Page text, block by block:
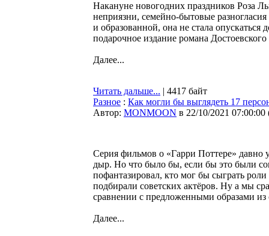
Накануне новогодних праздников Роза
неприязни, семейно-бытовые
и образованной, она не стала
подарочное издание романа
Далее...
Читать дальше... | 4417 байт
Разное : Как могли бы выглядеть 17
Автор: MONMOON в 22/10/2021 07:00:00
Серия фильмов о «Гарри Поттере» давно
дыр. Но что было бы, если бы это были
пофантазировал, кто мог бы сыграть
подбирали советских актёров. Ну а мы
сравнении с предложенными образами из
Далее...